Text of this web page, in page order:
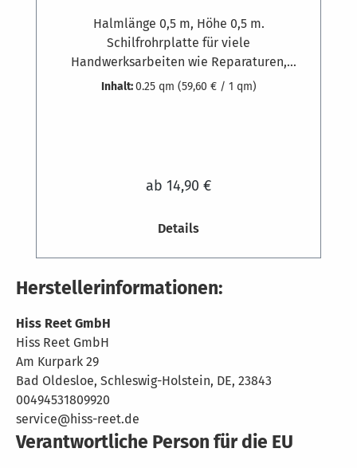
Halmlänge 0,5 m, Höhe 0,5 m.
Schilfrohrplatte für viele
Handwerksarbeiten wie Reparaturen,
Dämmung oder Bastelprojekte. Ausgesuchte
Inhalt:0.25 qm (59,60 € / 1 qm)
ab 14,90 €
Details
Herstellerinformationen:
Hiss Reet GmbH
Hiss Reet GmbH
Am Kurpark 29
Bad Oldesloe, Schleswig-Holstein, DE, 23843
00494531809920
service@hiss-reet.de
Verantwortliche Person für die EU